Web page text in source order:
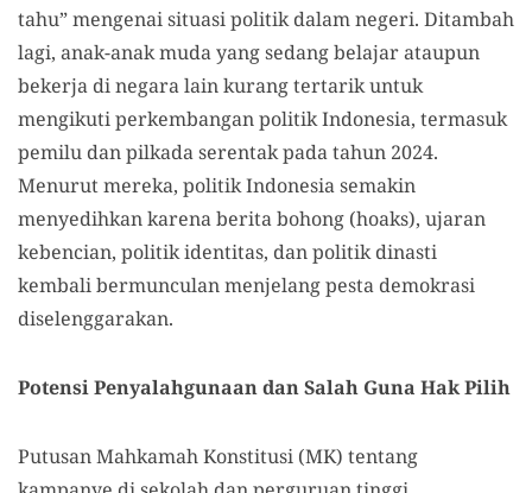
tahu” mengenai situasi politik dalam negeri. Ditambah
lagi, anak-anak muda yang sedang belajar ataupun
bekerja di negara lain kurang tertarik untuk
mengikuti perkembangan politik Indonesia, termasuk
pemilu dan pilkada serentak pada tahun 2024.
Menurut mereka, politik Indonesia semakin
menyedihkan karena berita bohong (hoaks), ujaran
kebencian, politik identitas, dan politik dinasti
kembali bermunculan menjelang pesta demokrasi
diselenggarakan.
Potensi Penyalahgunaan dan Salah Guna Hak Pilih
Putusan Mahkamah Konstitusi (MK) tentang